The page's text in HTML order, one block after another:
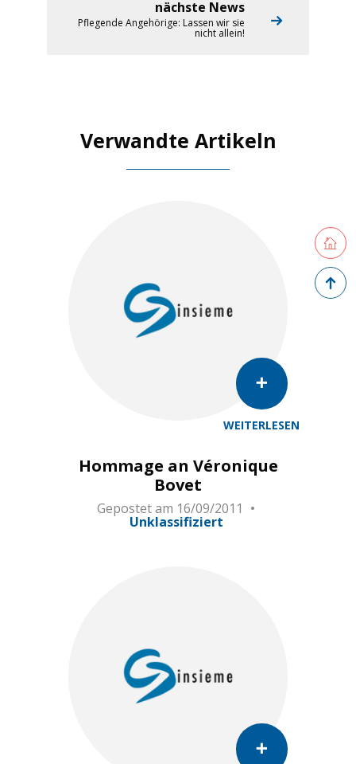
nächste News
Pflegende Angehörige: Lassen wir sie
nicht allein!
Verwandte Artikeln
WEITERLESEN
Hommage an Véronique
Bovet
Gepostet am 16/09/2011
Unklassifiziert
Zurück